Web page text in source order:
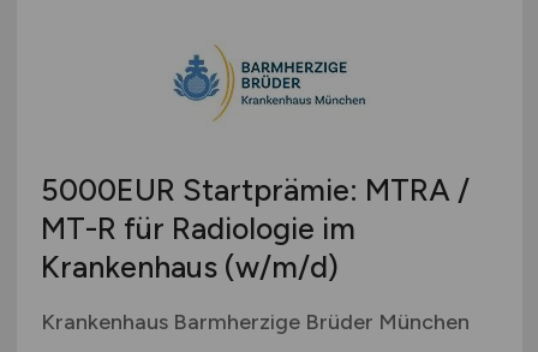
5000EUR Startprämie: MTRA /
MT-R für Radiologie im
Krankenhaus (w/m/d)
Krankenhaus Barmherzige Brüder München